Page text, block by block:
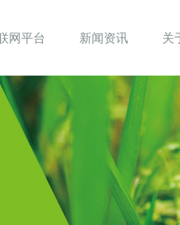
网平台 新闻资讯 关